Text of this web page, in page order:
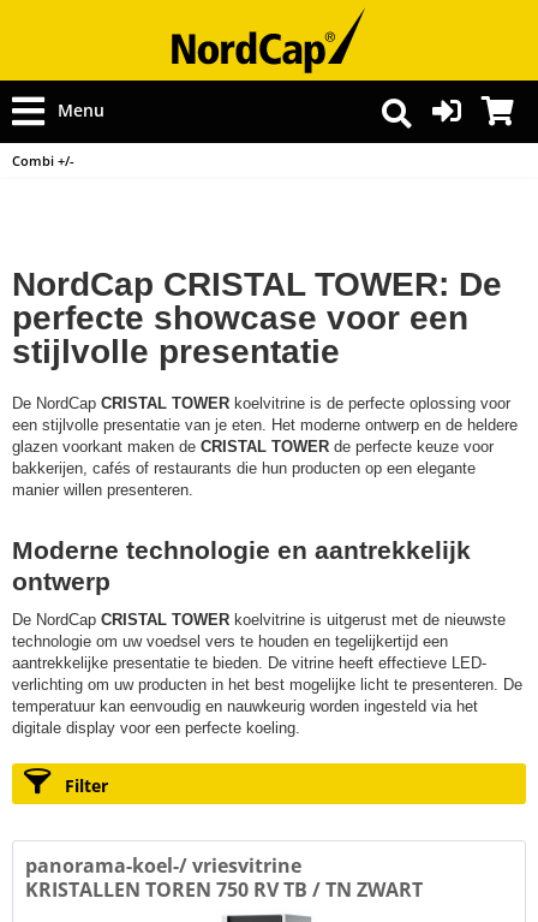
Menu
Combi +/-
NordCap CRISTAL TOWER: De
perfecte showcase voor een
stijlvolle presentatie
De NordCap CRISTAL TOWER koelvitrine is de perfecte oplossing voor
een stijlvolle presentatie van je eten. Het moderne ontwerp en de heldere
glazen voorkant maken de CRISTAL TOWER de perfecte keuze voor
bakkerijen, cafés of restaurants die hun producten op een elegante
manier willen presenteren.
Moderne technologie en aantrekkelijk
ontwerp
De NordCap CRISTAL TOWER koelvitrine is uitgerust met de nieuwste
technologie om uw voedsel vers te houden en tegelijkertijd een
aantrekkelijke presentatie te bieden. De vitrine heeft effectieve LED-
verlichting om uw producten in het best mogelijke licht te presenteren. De
temperatuur kan eenvoudig en nauwkeurig worden ingesteld via het
digitale display voor een perfecte koeling.
Filter
panorama-koel-/ vriesvitrine
KRISTALLEN TOREN 750 RV TB / TN ZWART